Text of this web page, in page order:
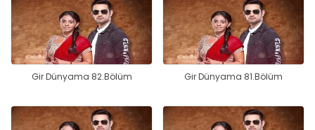
Gir Dünyama 82.Bölüm Gir Dünyama 81.Bölüm